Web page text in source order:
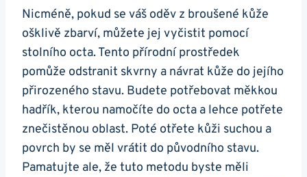
Nicméně, pokud se váš oděv ⁣z broušené kůže
ošklivě zbarví, můžete jej vyčistit pomocí
⁣stolního octa. Tento přírodní prostředek
pomůže odstranit skvrny a návrat kůže ⁣do jejího​
přirozeného stavu. Budete potřebovat měkkou
hadřík, kterou namočíte do octa a lehce potřete‍
znečistěnou oblast. Poté otřete kůži ⁤suchou a
povrch by se měl vrátit⁢ do původního⁤ stavu.
Pamatujte ale, že tuto metodu byste měli